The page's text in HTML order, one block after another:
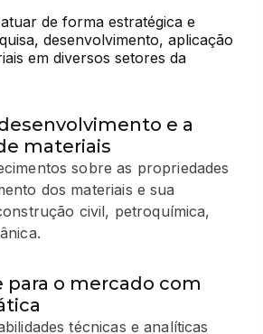
de forma estratégica e
desenvolvimento, aplicação
em diversos setores da
e a
materiais
sobre as propriedades
dos materiais e sua
civil, petroquímica,
para o mercado com
técnicas e analíticas